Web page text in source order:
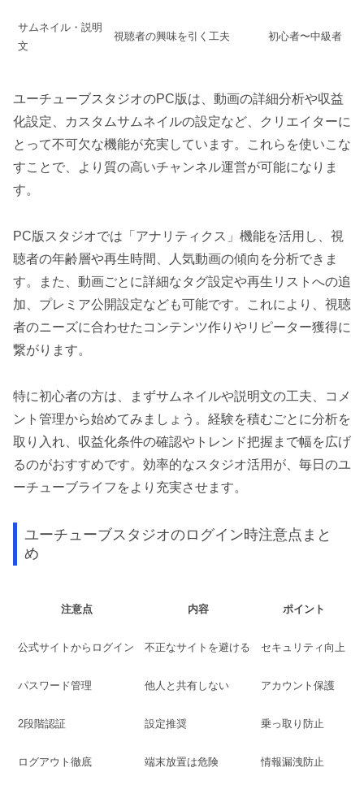
サムネイル・説明
文
視聴者の興味を引く工夫 初心者〜中級者
ユーチューブスタジオのPC版は、動画の詳細分析や収益
化設定、カスタムサムネイルの設定など、クリエイターに
とって不可欠な機能が充実しています。これらを使いこな
すことで、より質の高いチャンネル運営が可能になりま
す。
PC版スタジオでは「アナリティクス」機能を活用し、視
聴者の年齢層や再生時間、人気動画の傾向を分析できま
す。また、動画ごとに詳細なタグ設定や再生リストへの追
加、プレミア公開設定なども可能です。これにより、視聴
者のニーズに合わせたコンテンツ作りやリピーター獲得に
繋がります。
特に初心者の方は、まずサムネイルや説明文の工夫、コメ
ント管理から始めてみましょう。経験を積むごとに分析を
取り入れ、収益化条件の確認やトレンド把握まで幅を広げ
るのがおすすめです。効率的なスタジオ活用が、毎日のユ
ーチューブライフをより充実させます。
ユーチューブスタジオのログイン時注意点まと
め
注意点 内容 ポイント
公式サイトからログイン 不正なサイトを避ける セキュリティ向上
パスワード管理 他人と共有しない アカウント保護
2段階認証 設定推奨 乗っ取り防止
ログアウト徹底 端末放置は危険 情報漏洩防止